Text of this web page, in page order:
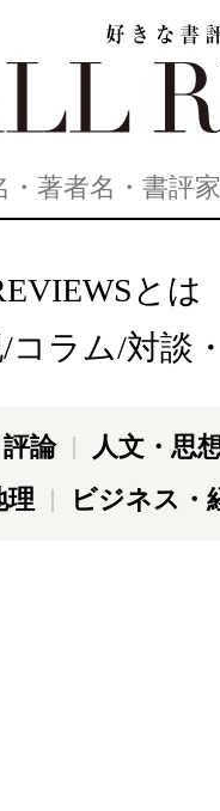
とは
コラム/対談
論 人文・思
理
ビジネス・